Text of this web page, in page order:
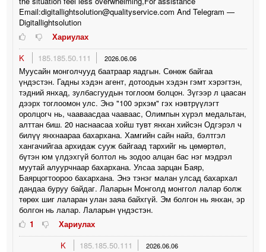
Email:digitallightsolution@qualityservice.com And Telegram —
Digitallightsolution
Хариулах
K
185.185.50.111 2026.06.06
Муусайн монголчууд баатраар яадгын. Сөнөж байгаа
үндэстэн. Гадны хэдэн агент, дотоодын хэдэн гэмт хэрэгтэн,
тэдний янхад, зулбасгуудын тоглоом болцон. Зүгээр л цаасан
дээрх тоглоомон улс. Энэ "100 эрхэм" гэх нэвтрүүлэгт
оролцогч нь, чааваасдаа чааваас, Олимпын хүрэл медальтан,
алттан биш. 20 наснаасаа хойш тувт янхан хийсэн Одгэрэл ч
билүү янхнаараа бахархана. Хамгийн сайн найз, бэлтгэл
хангачийгаа архидаж сууж байгаад тархийг нь цөмөртөл,
бүтэн юм үлдэхгүй болтол нь зодоо алцан бас нэг мэдрэл
муутай алуурчнаар бахархана. Улсаа зарцан Баяр,
Баярцогтоороо бахархана. Энэ тэнэг малан улсад бахархал
дандаа буруу байдаг. Лаларын Монголд монггол лалар болж
төрөх шиг лаларан улан заяа байхгүй. Эм болгон нь янхан, эр
болгон нь лалар. Лаларын үндэстэн.
1
Хариулах
K
185.185.50.111 2026.06.06